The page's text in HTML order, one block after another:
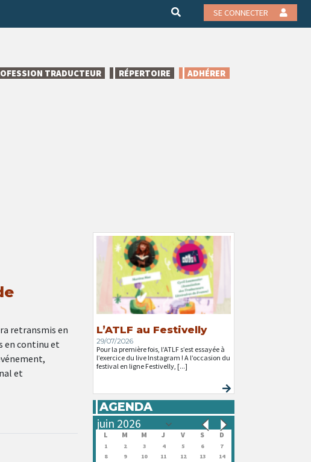
SE CONNECTER
TRADUCTEUR RÉPERTOIRE ADHÉRER
retransmis en
en continu et
et
L’ATLF au Festivelly
29/07/2026
Pour la première fois, l’ATLF s’est essayée à
l’exercice du live Instagram ! A l’occasion du
festival en ligne Festivelly, [...]
AGENDA
L M M J V S D
1 2 3 4 5 6
7
8
9 10 11 12 13
14